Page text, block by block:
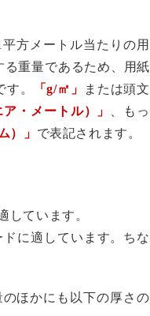
方メートル当たりの用
重量であるため、用紙
。
「g/㎡」
または頭文
・メートル）」
、もっ
）」 で表記されます。
しています。
に適しています。ちな
ほかにも以下の厚さの